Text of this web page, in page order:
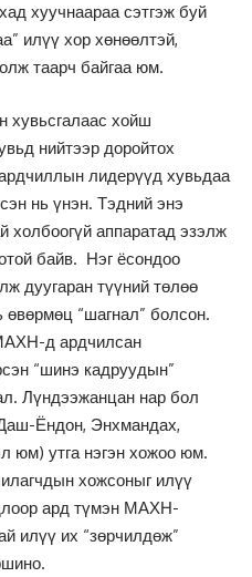
хуучнаараа сэтгэж буй
илүү хор хөнөөлтэй,
таарч байгаа юм.
хувьсгалаас хойш
нийтээр доройтох
лидерүүд хувьдаа
нь үнэн. Тэдний энэ
холбоогүй аппаратад эзэлж
байв. Нэг ёсондоо
дуугаран түүний төлөө
өвөрмөц “шагнал” болсон.
д ардчилсан
“шинэ кадруудын”
Лүндээжанцан нар бол
Ёндон, Энхмандах,
юм) утга нэгэн хожоо юм.
хожсоныг илүү
ард түмэн МАХН-
илүү их “зөрчилдөж”